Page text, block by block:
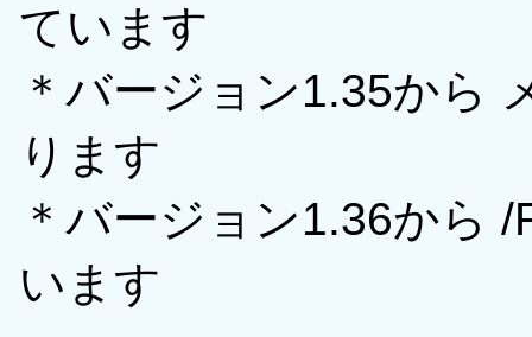
ています
＊バージョン1.35から
ります
＊バージョン1.36から
います